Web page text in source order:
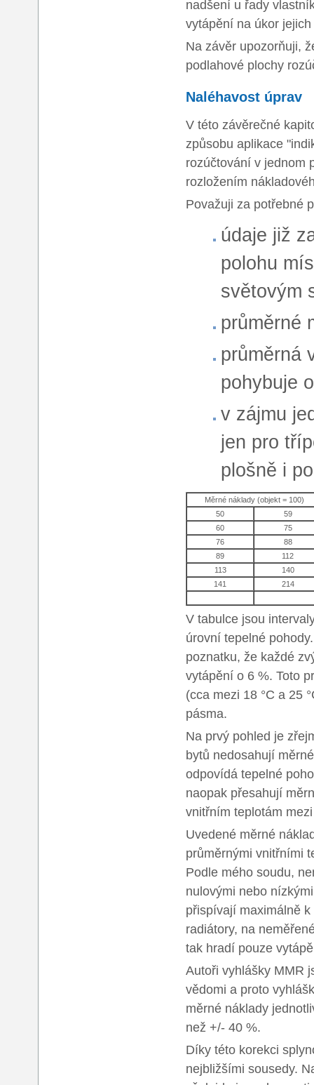
nadšení u řady
vytápění na úkor
Na závěr upozorňuji,
podlahové plochy
Naléhavost úprav
V této závěrečné
způsobu aplikace
rozúčtování v jednom
rozložením
Považuji za potřebné
údaje již
polohu
světovým
průměrné
průměrná
pohybuje
v zájmu
jen pro
plošně i
Měrné náklady (objekt = 100)
50
59
60
75
76
88
89
112
113
140
141
214
V tabulce jsou
úrovní tepelné
poznatku, že každé
vytápění o 6 %. Toto
(cca mezi 18 °C a 25
pásma.
Na prvý pohled je
bytů nedosahují
odpovídá tepelné
naopak přesahují
vnitřním teplotám mezi
Uvedené měrné
průměrnými vnitřními
Podle mého soudu,
nulovými nebo
přispívají maximálně
radiátory, na
tak hradí pouze
Autoři vyhlášky MMR
vědomi a proto
měrné náklady
než +/- 40 %.
Díky této korekci
nejbližšími sousedy.